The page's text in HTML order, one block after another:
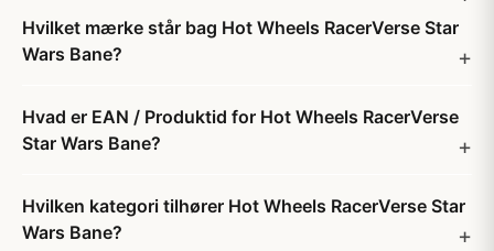
Hvilket mærke står bag Hot Wheels RacerVerse Star
Wars Bane?
Hvad er EAN / Produktid for Hot Wheels RacerVerse
Star Wars Bane?
Hvilken kategori tilhører Hot Wheels RacerVerse Star
Wars Bane?